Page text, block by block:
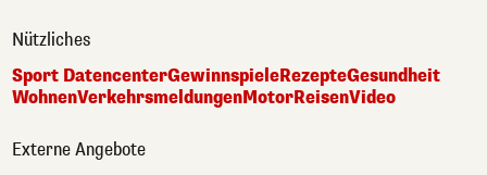
Nützliches
Sport DatencenterGewinnspieleRezepteGesundheit
WohnenVerkehrsmeldungenMotorReisenVideo
Externe Angebote